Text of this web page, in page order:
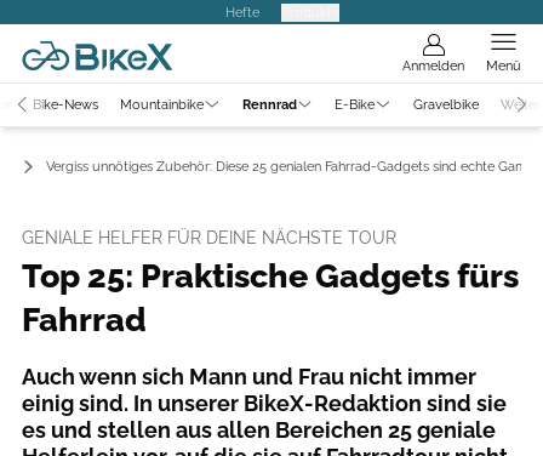
Hefte
Anmelden Menü
Bike-News Mountainbike Rennrad E-Bike Gravelbike
Vergiss unnötiges Zubehör: Diese 25 genialen Fahrrad-Gadgets sind echte
GENIALE HELFER FÜR DEINE NÄCHSTE TOUR
Top 25: Praktische Gadgets fürs
Fahrrad
Auch wenn sich Mann und Frau nicht immer
einig sind. In unserer BikeX-Redaktion sind sie
es und stellen aus allen Bereichen 25 geniale